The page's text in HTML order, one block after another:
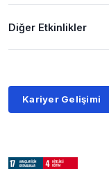
Diğer Etkinlikler
Kariyer Gelişimi